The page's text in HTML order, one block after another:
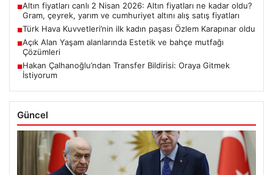
■Altın fiyatları canlı 2 Nisan 2026: Altın fiyatları ne kadar oldu?
Gram, çeyrek, yarım ve cumhuriyet altını alış satış fiyatları
■Türk Hava Kuvvetleri’nin ilk kadın paşası Özlem Karapınar oldu
■Açık Alan Yaşam alanlarında Estetik ve bahçe mutfağı
Çözümleri
■Hakan Çalhanoğlu’ndan Transfer Bildirisi: Oraya Gitmek
İstiyorum
Güncel